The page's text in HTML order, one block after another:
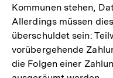
Kommunen stehen,
Allerdings müssen
überschuldet sein:
vorübergehende
die Folgen einer